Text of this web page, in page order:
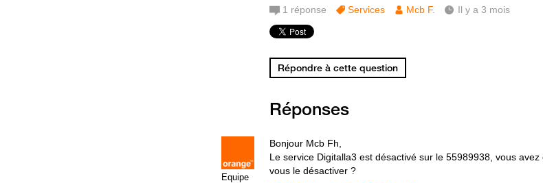
1 réponse Services Mcb F. Il y a 3 mois
Répondre à cette question
Réponses
Equipe
Bonjour Mcb Fh,
Le service Digitalla3 est désactivé sur le 55989938, vous
vous le désactiver ?